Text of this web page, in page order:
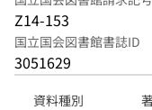
Z14-153
国立国会図書館書誌ID
3051629
資料種別